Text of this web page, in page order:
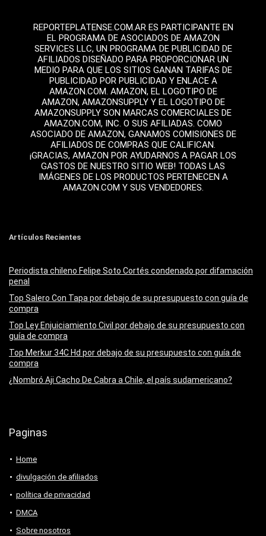
REPORTEPLATENSE.COM.AR ES PARTICIPANTE EN
EL PROGRAMA DE ASOCIADOS DE AMAZON
SERVICES LLC, UN PROGRAMA DE PUBLICIDAD DE
AFILIADOS DISEÑADO PARA PROPORCIONAR UN
MEDIO PARA QUE LOS SITIOS GANAN TARIFAS DE
PUBLICIDAD POR PUBLICIDAD Y ENLACE A
AMAZON.COM. AMAZON, EL LOGOTIPO DE
AMAZON, AMAZONSUPPLY Y EL LOGOTIPO DE
AMAZONSUPPLY SON MARCAS COMERCIALES DE
AMAZON.COM, INC. O SUS AFILIADAS. COMO
ASOCIADO DE AMAZON, GANAMOS COMISIONES DE
AFILIADOS DE COMPRAS QUE CALIFICAN.
¡GRACIAS, AMAZON POR AYUDARNOS A PAGAR LOS
GASTOS DE NUESTRO SITIO WEB! TODAS LAS
IMÁGENES DE LOS PRODUCTOS PERTENECEN A
AMAZON.COM Y SUS VENDEDORES.
Artículos Recientes
Periodista chileno Felipe Soto Cortés condenado por difamación
penal
Top Salero Con Tapa por debajo de su presupuesto con guía de
compra
Top Ley Enjuiciamiento Civil por debajo de su presupuesto con
guía de compra
Top Merkur 34C Hd por debajo de su presupuesto con guía de
compra
¿Nombró Aji Cacho De Cabra a Chile, el país sudamericano?
Paginas
Home
divulgación de afiliados
política de privacidad
DMCA
Sobre nosotros